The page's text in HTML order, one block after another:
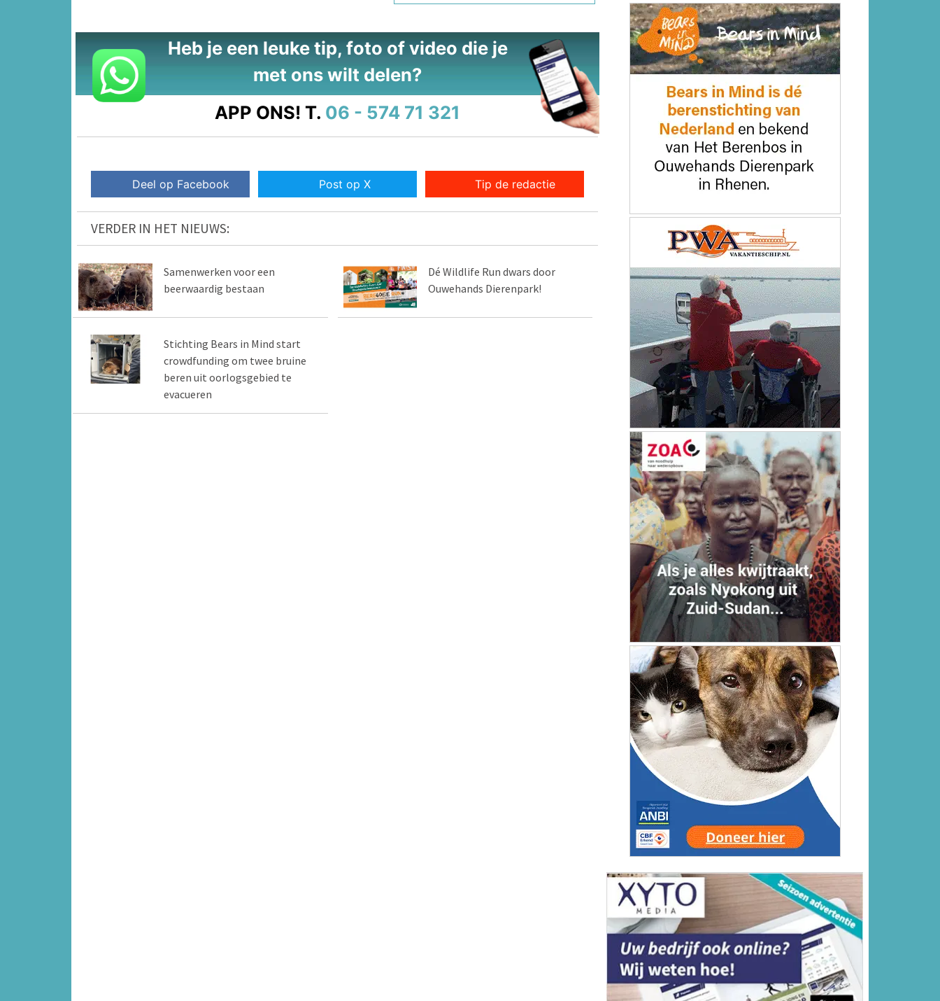
Heb je een leuke tip, foto of video die je
met ons wilt delen?
APP ONS! T. 06 - 574 71 321
Deel op Facebook Post op X Tip de redactie
VERDER IN HET NIEUWS:
Samenwerken voor een
beerwaardig bestaan
Dé Wildlife Run dwars door
Ouwehands Dierenpark!
Stichting Bears in Mind start
crowdfunding om twee bruine
beren uit oorlogsgebied te
evacueren